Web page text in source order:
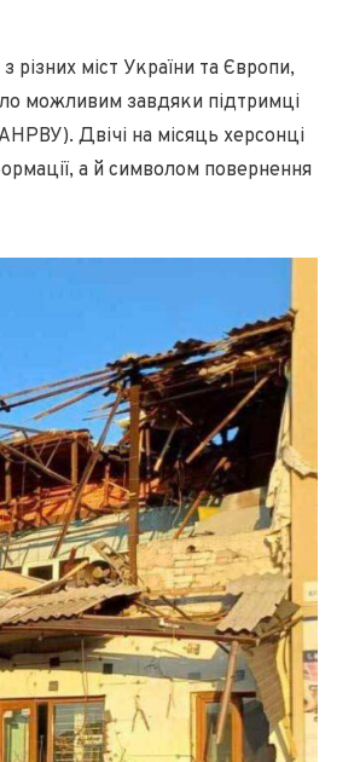
міст України та Європи,
можливим завдяки підтримці
Двічі на місяць херсонці
а й символом повернення